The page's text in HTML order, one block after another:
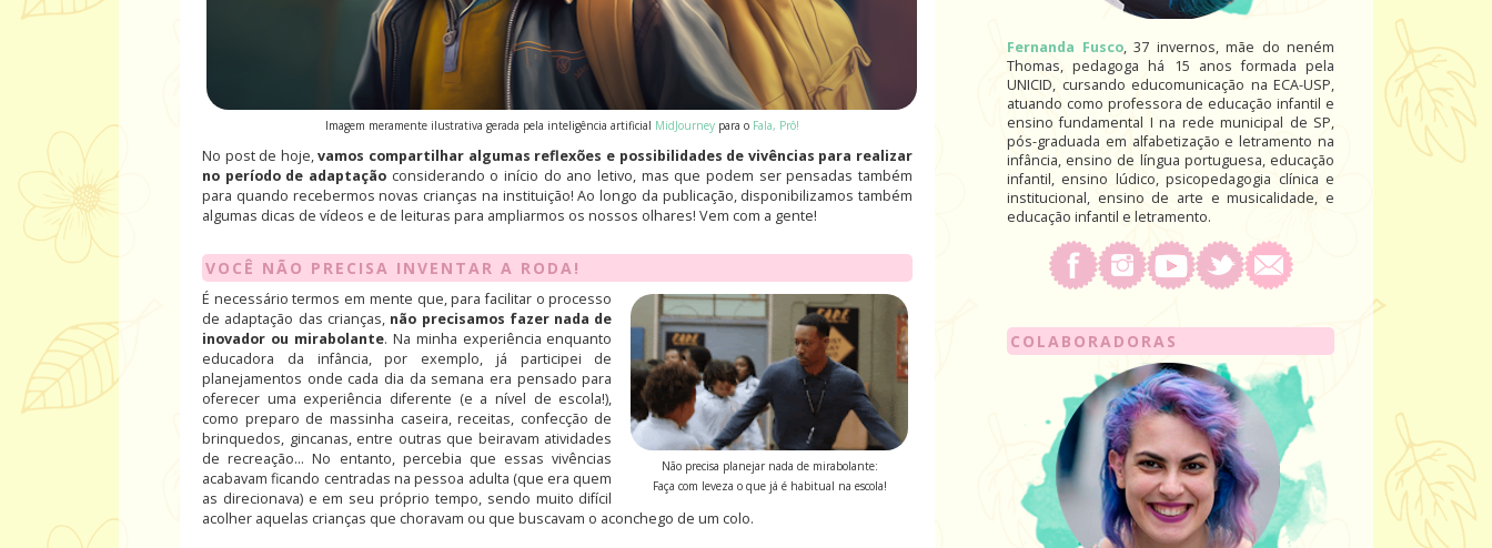
Imagem meramente ilustrativa gerada pela inteligência artificial MidJourneypara o Fala, Prô!
No post de hoje,vamos compartilhar algumas reflexões e possibilidades de vivências para realizar
no período de adaptação considerando o início do ano letivo, mas que podem ser pensadas também
para quando recebermos novas crianças na instituição! Ao longo da publicação, disponibilizamos também
algumas dicas de vídeos e de leituras para ampliarmos os nossos olhares! Vem com a gente!
VOCÊ NÃO PRECISA INVENTAR A RODA!
Não precisa planejar nada de mirabolante:
Faça com leveza o que já é habitual na escola!
É necessário termos em mente que, para facilitar o processo
de adaptação das crianças, não precisamos fazer nada de
inovador ou mirabolante. Na minha experiência enquanto
educadora da infância, por exemplo, já participei de
planejamentos onde cada dia da semana era pensado para
oferecer uma experiência diferente (e a nível de escola!),
como preparo de massinha caseira, receitas, confecção de
brinquedos, gincanas, entre outras que beiravam atividades
de recreação... No entanto, percebia que essas vivências
acabavam ficando centradas na pessoa adulta (que era quem
as direcionava) e em seu próprio tempo, sendo muito difícil
acolher aquelas crianças que choravam ou que buscavam o aconchego de um colo.
Fernanda Fusco, 37 invernos, mãe do neném
Thomas, pedagoga há 15 anos formada pela
UNICID, cursando educomunicação na ECA-USP,
atuando como professora de educação infantil e
ensino fundamental I na rede municipal de SP,
pós-graduada em alfabetização e letramento na
infância, ensino de língua portuguesa, educação
infantil, ensino lúdico, psicopedagogia clínica e
institucional, ensino de arte e musicalidade, e
educação infantil e letramento.
COLABORADORAS